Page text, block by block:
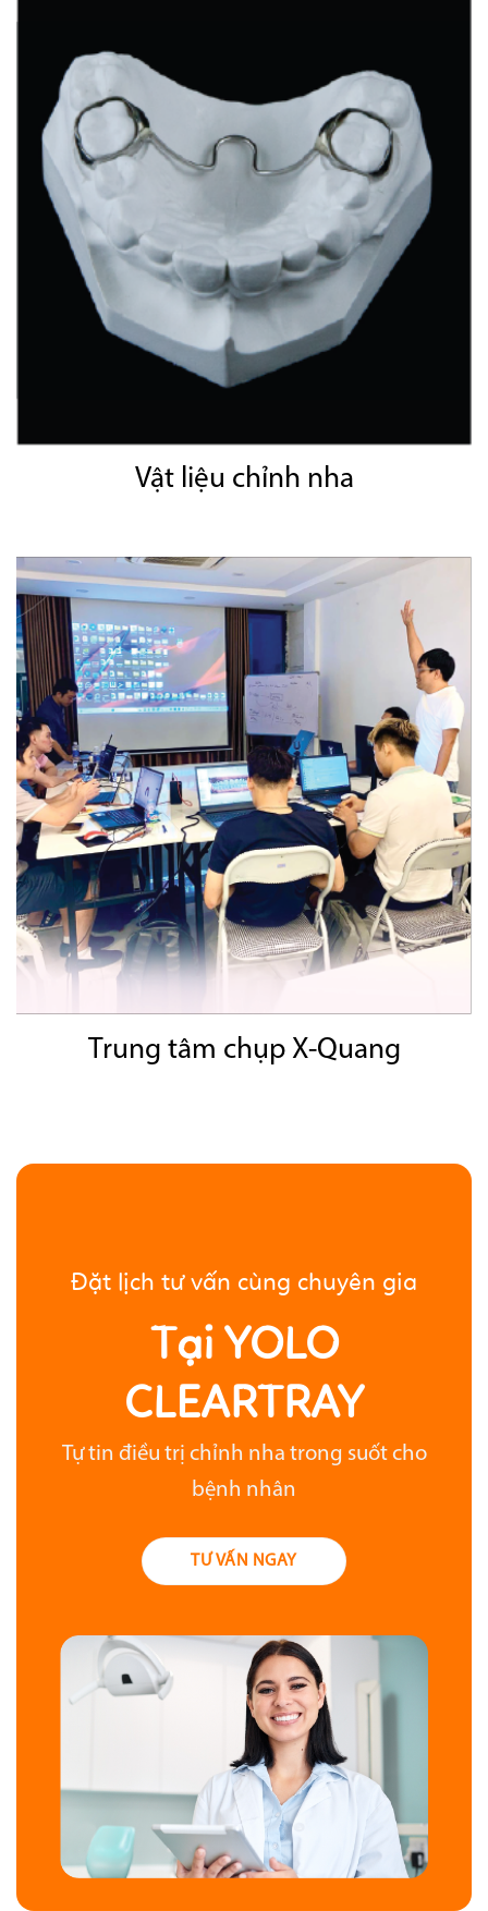
Vật liệu chỉnh nha
Trung tâm chụp X-Quang
Đặt lịch tư vấn cùng chuyên gia
Tại YOLO
CLEARTRAY
Tự tin điều trị chỉnh nha trong suốt cho
bệnh nhân
TƯ VẤN NGAY